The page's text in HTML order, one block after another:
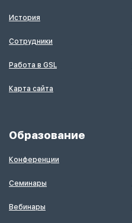
История
Сотрудники
Работа в GSL
Карта сайта
Образование
Конференции
Семинары
Вебинары